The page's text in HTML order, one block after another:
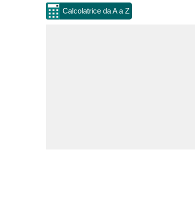
Calcolatrice da A a Z